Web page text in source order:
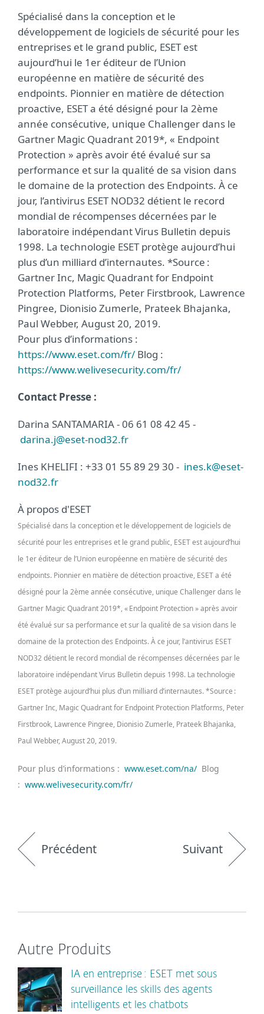
Spécialisé dans la conception et le
développement de logiciels de sécurité pour les
entreprises et le grand public, ESET est
aujourd’hui le 1er éditeur de l’Union
européenne en matière de sécurité des
endpoints. Pionnier en matière de détection
proactive, ESET a été désigné pour la 2ème
année consécutive, unique Challenger dans le
Gartner Magic Quadrant 2019*, « Endpoint
Protection » après avoir été évalué sur sa
performance et sur la qualité de sa vision dans
le domaine de la protection des Endpoints. À ce
jour, l’antivirus ESET NOD32 détient le record
mondial de récompenses décernées par le
laboratoire indépendant Virus Bulletin depuis
1998. La technologie ESET protège aujourd’hui
plus d’un milliard d’internautes. *Source :
Gartner Inc, Magic Quadrant for Endpoint
Protection Platforms, Peter Firstbrook, Lawrence
Pingree, Dionisio Zumerle, Prateek Bhajanka,
Paul Webber, August 20, 2019.
Pour plus d’informations :
https://www.eset.com/fr/ Blog :
https://www.welivesecurity.com/fr/
Contact Presse :
Darina SANTAMARIA - 06 61 08 42 45 -
darina.j@eset-nod32.fr
Ines KHELIFI : +33 01 55 89 29 30 - ines.k@eset-
nod32.fr
À propos d'ESET
Spécialisé dans la conception et le développement de logiciels de
sécurité pour les entreprises et le grand public, ESET est aujourd’hui
le 1er éditeur de l’Union européenne en matière de sécurité des
endpoints. Pionnier en matière de détection proactive, ESET a été
désigné pour la 2ème année consécutive, unique Challenger dans le
Gartner Magic Quadrant 2019*, « Endpoint Protection » après avoir
été évalué sur sa performance et sur la qualité de sa vision dans le
domaine de la protection des Endpoints. À ce jour, l’antivirus ESET
NOD32 détient le record mondial de récompenses décernées par le
laboratoire indépendant Virus Bulletin depuis 1998. La technologie
ESET protège aujourd’hui plus d’un milliard d’internautes. *Source :
Gartner Inc, Magic Quadrant for Endpoint Protection Platforms, Peter
Firstbrook, Lawrence Pingree, Dionisio Zumerle, Prateek Bhajanka,
Paul Webber, August 20, 2019.
Pour plus d’informations : www.eset.com/na/ Blog
: www.welivesecurity.com/fr/
Précédent Suivant
Autre Produits
IA en entreprise : ESET met sous
surveillance les skills des agents
intelligents et les chatbots